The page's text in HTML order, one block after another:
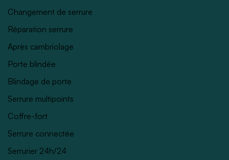
Changement de serrure
Réparation serrure
Après cambriolage
Porte blindée
Blindage de porte
Serrure multipoints
Coffre-fort
Serrure connectée
Serrurier 24h/24